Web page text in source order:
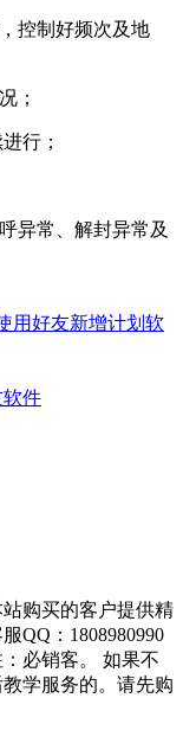
控制好频次及地
；
行；
异常、解封异常及
用好友新增计划软
件
购买的客户提供精
QQ：1808980990
必销客。 如果不
学服务的。请先购